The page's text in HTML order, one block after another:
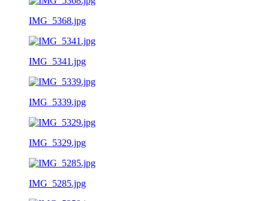
IMG_5368.jpg
IMG_5341.jpg
IMG_5339.jpg
IMG_5329.jpg
IMG_5285.jpg